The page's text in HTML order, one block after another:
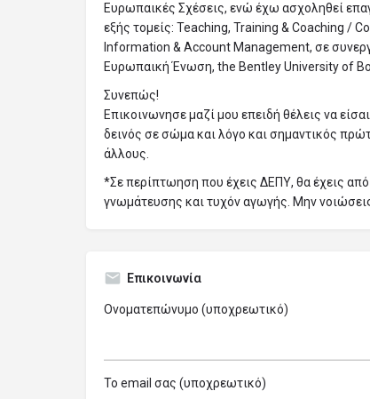
Ευρωπαικές Σχέσεις, ενώ έχω ασχοληθεί
εξής τομείς: Teaching, Training & Coaching /
Ιnformation & Account Management, σε
Ευρωπαική Ένωση, the Bentley University of
Συνεπώς!
Επικοινωνησε μαζί μου επειδή θέλεις να
δεινός σε σώμα και λόγο και σημαντικός
άλλους.
*Σε περίπτωηση που έχεις ΔΕΠΥ, θα έχεις από
γνωμάτευσης και τυχόν αγωγής. Μην
Επικοινωνία
Ονοματεπώνυμο (υποχρεωτικό)
Το email σας (υποχρεωτικό)